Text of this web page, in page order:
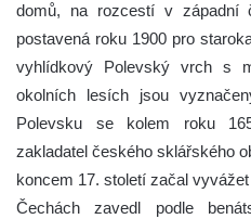
domů, na rozcestí v západní
postavená roku 1900 pro
vyhlídkový Polevský vrch s
okolních lesích jsou
Polevsku se kolem roku
zakladatel českého sklářského
koncem 17. století začal
Čechách zavedl podle